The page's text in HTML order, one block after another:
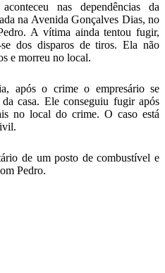
nas dependências da
na Avenida Gonçalves Dias, no
A vítima ainda tentou fugir,
dos disparos de tiros. Ela não
e morreu no local.
após o crime o empresário se
casa. Ele conseguiu fugir após
no local do crime. O caso está
de um posto de combustível e
Pedro.